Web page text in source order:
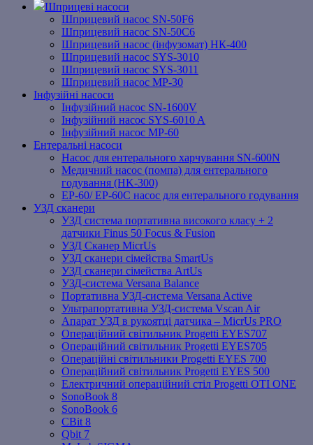
Шприцеві насоси
Шприцевий насос SN-50F6
Шприцевий насос SN-50C6
Шприцевий насос (інфузомат) НК-400
Шприцевий насос SYS-3010
Шприцевий насос SYS-3011
Шприцевий насос MP-30
Інфузійні насоси
Інфузійний насос SN-1600V
Інфузійний насос SYS-6010 A
Інфузійний насос MP-60
Ентеральні насоси
Насос для ентерального харчування SN-600N
Медичний насос (помпа) для ентерального
годування (HK-300)
EP-60/ EP-60C насос для ентерального годування
УЗД сканери
УЗД система портативна високого класу + 2
датчики Finus 50 Focus & Fusion
УЗД Сканер MicrUs
УЗД сканери сімейства SmartUs
УЗД сканери сімейства ArtUs
УЗД-система Versana Balance
Портативна УЗД-система Versana Active
Ультрапортативна УЗД-система Vscan Air
Апарат УЗД в рукоятці датчика – MicrUs PRO
Операційний світильник Progetti EYES707
Операційний світильник Progetti EYES705
Операційні світильники Progetti EYES 700
Операційний світильник Progetti EYES 500
Електричний операційний стіл Progetti OTI ONE
SonoBook 8
SonoBook 6
СBit 8
Qbit 7